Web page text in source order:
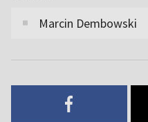
Marcin Dembowski